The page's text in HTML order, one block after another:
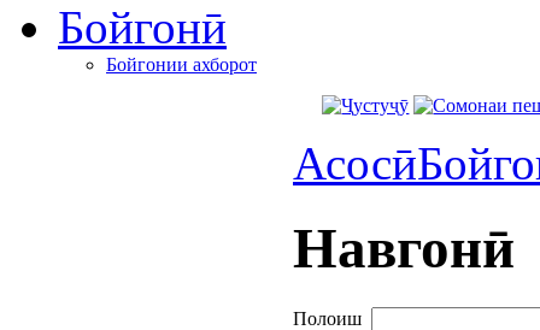
Бойгонӣ
Бойгонии ахборот
Асосӣ
Навгонӣ
Полоиш